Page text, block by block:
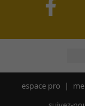
espace pro